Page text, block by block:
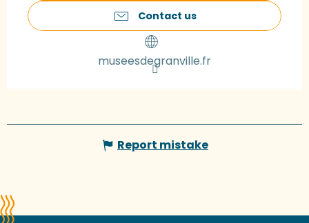
Contact us
museesdegranville.fr
Report mistake